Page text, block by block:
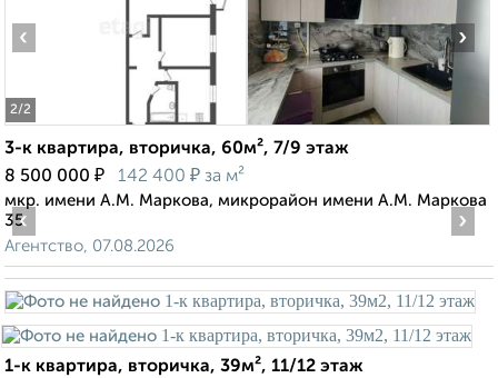
2/2
‹ ›
3-к квартира, вторичка, 60м², 7/9 этаж
8 500 000 ₽ 142 400 ₽ за м²
мкр. имени А.М. Маркова, микрорайон имени А.М. Маркова
35
Агентство, 07.08.2026
‹ ›
1-к квартира, вторичка, 39м², 11/12 этаж